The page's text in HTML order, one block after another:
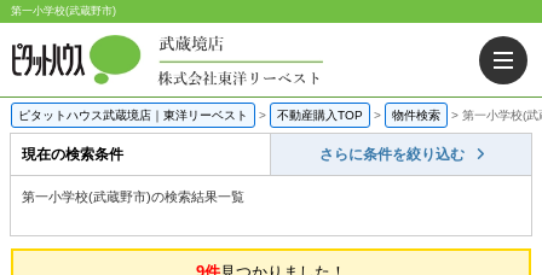
第一小学校(武蔵野市)
ピタットハウス武蔵境店｜東洋リーベスト > 不動産購入TOP > 物件検索 > 第一小学校(武
現在の検索条件 さらに条件を絞り込む
第一小学校(武蔵野市)の検索結果一覧